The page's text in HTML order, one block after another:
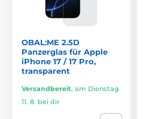
OBAL:ME 2.5D
Panzerglas für Apple
iPhone 17 / 17 Pro,
transparent
Versandbereit, am Dienstag
11. 8. bei dir